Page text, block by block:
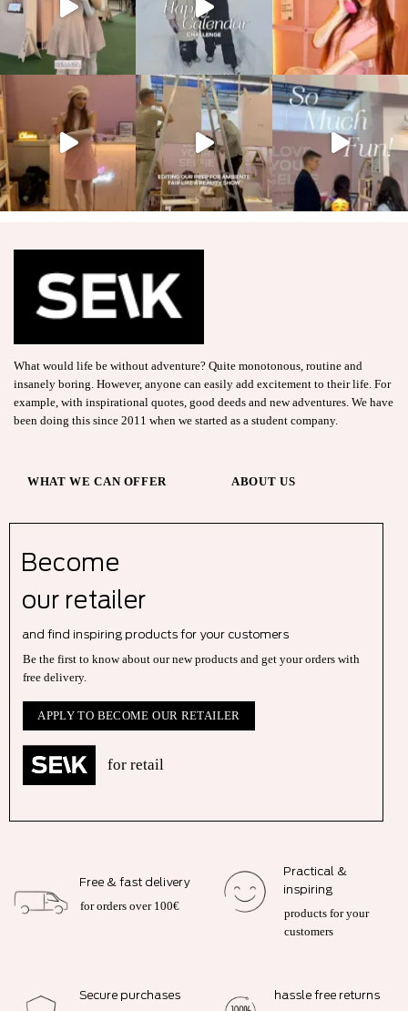
What would life be without adventure? Quite monotonous, routine and
insanely boring. However, anyone can easily add excitement to their life. For
example, with inspirational quotes, good deeds and new adventures. We have
been doing this since 2011 when we started as a student company.
WHAT WE CAN OFFER ABOUT US
Become
our retailer
and find inspiring products for your customers
Be the first to know about our new products and get your orders with
free delivery.
APPLY TO BECOME OUR RETAILER
for retail
Free & fast delivery
for orders over 100€
Practical &
inspiring
products for your
customers
Secure purchases hassle free returns